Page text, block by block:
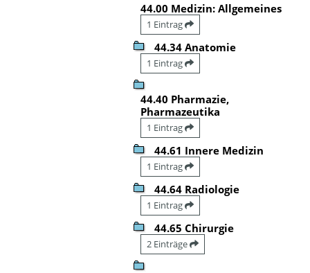
44.00 Medizin: Allgemeines
1 Eintrag
44.34 Anatomie
1 Eintrag
44.40 Pharmazie,
Pharmazeutika
1 Eintrag
44.61 Innere Medizin
1 Eintrag
44.64 Radiologie
1 Eintrag
44.65 Chirurgie
2 Einträge